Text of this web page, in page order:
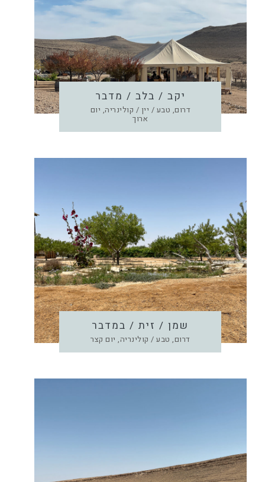
יקב / בלב / מדבר
דרום, טבע / יין / קולינריה, יום
ארוך
שמן / זית / במדבר
דרום, טבע / קולינריה, יום קצר